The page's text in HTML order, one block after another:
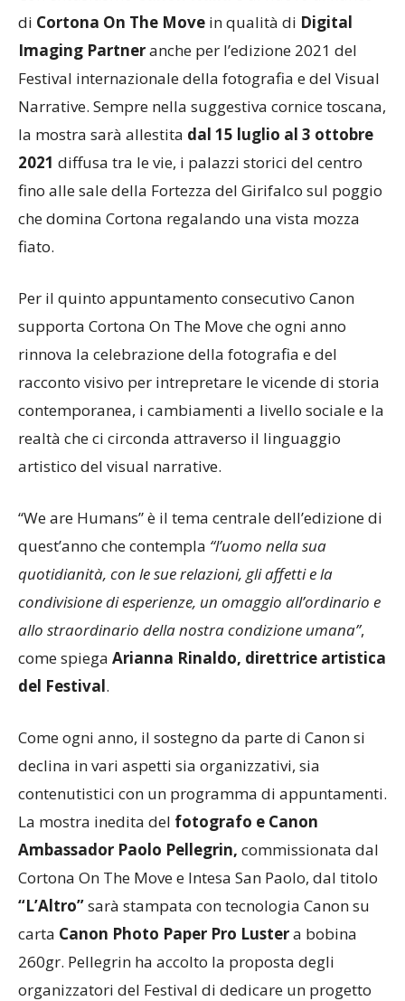
di Cortona On The Move in qualità di Digital
Imaging Partneranche per l’edizione 2021 del
Festival internazionale della fotografia e del Visual
Narrative. Sempre nella suggestiva cornice toscana,
la mostra sarà allestita dal 15 luglio al 3 ottobre
2021 diffusa tra le vie, i palazzi storici del centro
fino alle sale della Fortezza del Girifalco sul poggio
che domina Cortona regalando una vista mozza
fiato.
Per il quinto appuntamento consecutivo Canon
supporta Cortona On The Move che ogni anno
rinnova la celebrazione della fotografia e del
racconto visivo per intrepretare le vicende di storia
contemporanea, i cambiamenti a livello sociale e la
realtà che ci circonda attraverso il linguaggio
artistico del visual narrative.
“We are Humans” è il tema centrale dell’edizione di
quest’anno che contempla “l’uomo nella sua
quotidianità, con le sue relazioni, gli affetti e la
condivisione di esperienze, un omaggio all’ordinario e
allo straordinario della nostra condizione umana”,
come spiega Arianna Rinaldo, direttrice artistica
del Festival.
Come ogni anno, il sostegno da parte di Canon si
declina in vari aspetti sia organizzativi, sia
contenutistici con un programma di appuntamenti.
La mostra inedita del fotografo e Canon
Ambassador Paolo Pellegrin, commissionata dal
Cortona On The Move e Intesa San Paolo, dal titolo
“L’Altro”sarà stampata con tecnologia Canon su
carta Canon Photo Paper Pro Lustera bobina
260gr. Pellegrin ha accolto la proposta degli
organizzatori del Festival di dedicare un progetto